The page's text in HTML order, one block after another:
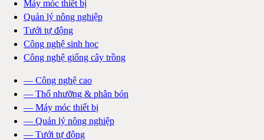
Máy móc thiết bị
Quản lý nông nghiệp
Tưới tự động
Công nghệ sinh học
Công nghệ giống cây trồng
— Công nghệ cao
— Thổ nhưỡng & phân bón
— Máy móc thiết bị
— Quản lý nông nghiệp
— Tưới tự động